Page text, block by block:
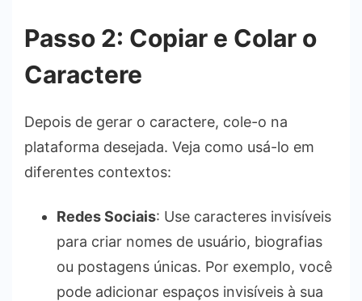
Passo 2: Copiar e Colar o
Caractere
Depois de gerar o caractere, cole-o na
plataforma desejada. Veja como usá-lo em
diferentes contextos:
Redes Sociais: Use caracteres invisíveis
para criar nomes de usuário, biografias
ou postagens únicas. Por exemplo, você
pode adicionar espaços invisíveis à sua